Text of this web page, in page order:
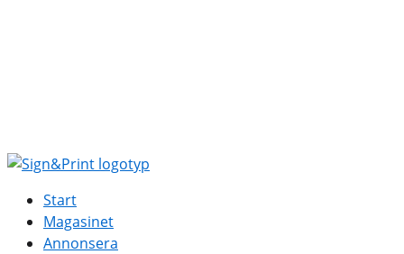
Start
Magasinet
Annonsera